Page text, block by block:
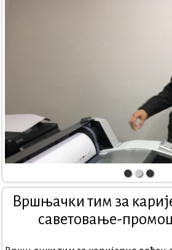
Вршњачки тим за
саветовање-